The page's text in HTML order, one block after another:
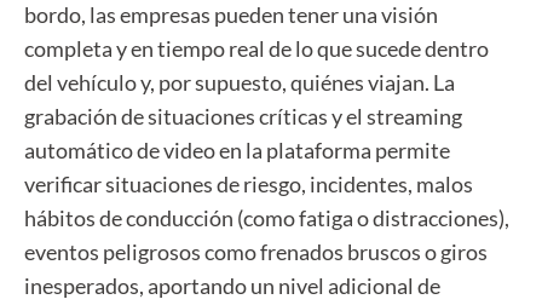
bordo, las empresas pueden tener una visión
completa y en tiempo real de lo que sucede dentro
del vehículo y, por supuesto, quiénes viajan. La
grabación de situaciones críticas y el streaming
automático de video en la plataforma permite
verificar situaciones de riesgo, incidentes, malos
hábitos de conducción (como fatiga o distracciones),
eventos peligrosos como frenados bruscos o giros
inesperados, aportando un nivel adicional de